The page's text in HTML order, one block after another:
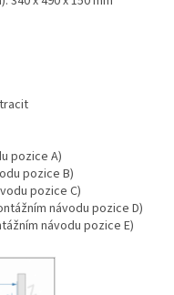
pozice A)
pozice B)
pozice C)
návodu pozice D)
návodu pozice E)